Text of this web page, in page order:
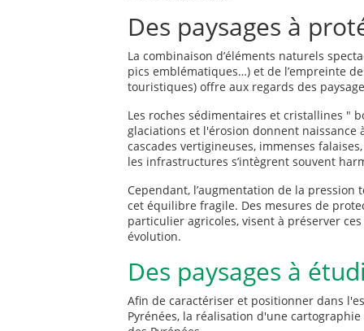
Des paysages à
La combinaison d’éléments naturels
pics emblématiques…) et de l’empreinte
touristiques) offre aux regards des
Les roches sédimentaires et cristallines "
glaciations et l'érosion donnent naissance
cascades vertigineuses, immenses
les infrastructures s’intègrent souvent
Cependant, l’augmentation de la
cet équilibre fragile. Des mesures de
particulier agricoles, visent à préserver
évolution.
Des paysages à
Afin de caractériser et positionner dans
Pyrénées, la réalisation d'une